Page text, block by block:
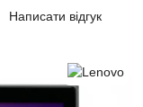
Написати відгук